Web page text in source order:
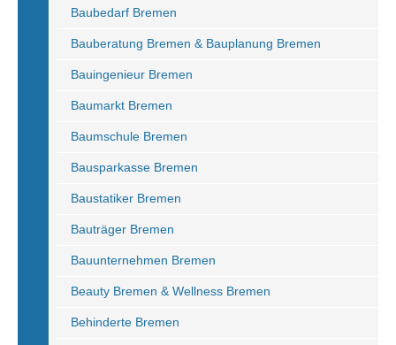
Baubedarf Bremen
Bauberatung Bremen & Bauplanung Bremen
Bauingenieur Bremen
Baumarkt Bremen
Baumschule Bremen
Bausparkasse Bremen
Baustatiker Bremen
Bauträger Bremen
Bauunternehmen Bremen
Beauty Bremen & Wellness Bremen
Behinderte Bremen